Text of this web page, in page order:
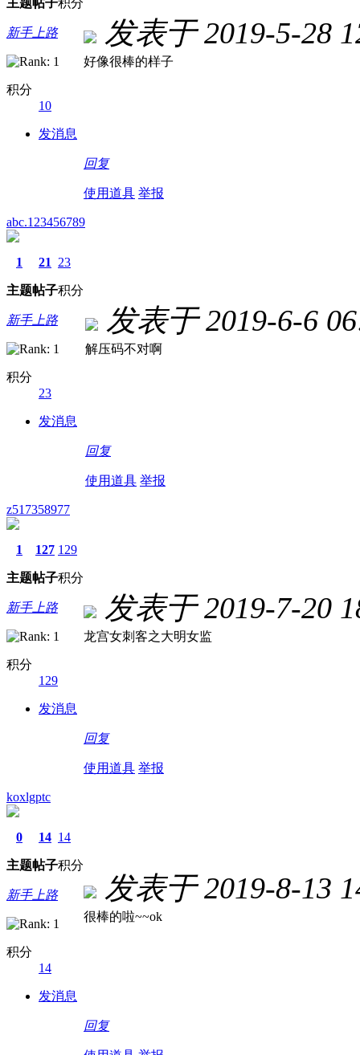
新手上路
积分
10
发消息
发表于 2019-5-28
好像很棒的样子
回复
使用道具 举报
abc.123456789
1
主题
21
帖子
23
积分
新手上路
积分
23
发消息
发表于 2019-6-6
解压码不对啊
回复
使用道具 举报
z517358977
1
主题
127
帖子
129
积分
新手上路
积分
129
发消息
发表于 2019-7-20
龙宫女刺客之大明女监
回复
使用道具 举报
koxlgptc
0
主题
14
帖子
14
积分
新手上路
积分
14
发消息
发表于 2019-8-13
很棒的啦~~ok
回复